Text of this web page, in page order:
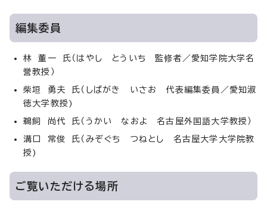
編集委員
林 董一 氏（はやし とういち 監修者／愛知学院大学名
誉教授）
柴垣 勇夫 氏（しばがき いさお 代表編集委員／愛知淑
徳大学教授)
鵜飼 尚代 氏（うかい なおよ 名古屋外国語大学教授）
溝口 常俊 氏（みぞぐち つねとし 名古屋大学大学院教
授)
ご覧いただける場所